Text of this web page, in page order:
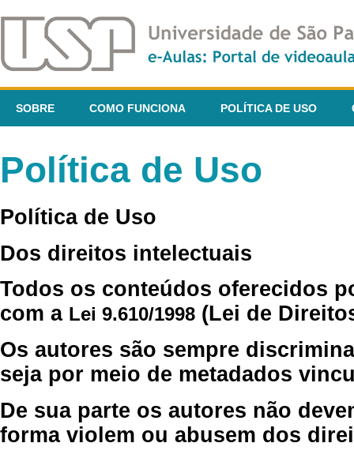
SOBRE COMO FUNCIONA POLÍTICA DE USO
Política de Uso
Política de Uso
Dos direitos intelectuais
Todos os conteúdos oferecidos
com a Lei 9.610/1998 (Lei de
Os autores são sempre
seja por meio de metadados
De sua parte os autores não
forma violem ou abusem dos